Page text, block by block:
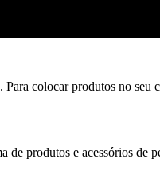
Para colocar produtos no
de produtos e acessórios de